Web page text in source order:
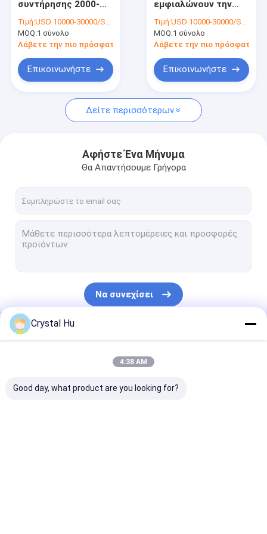
Σφραγίζοντας μηχανή μπουκαλιών
Γεμίζοντας και σφραγίζοντας μηχανή σωλήνων
monoblock γεμίζοντας και μηχανή κάλυψης
Μηχανή συσκευασίας συνήθειας
Μηχανή συσκευασίας τσαντών
συντήρησης 2000-
εμφιάλωσης χυμού
σταφυλιών 220V 5kw
Τιμή:USD 10000-30000/SET
MOQ:1 σύνολο
Λάβετε την πιο πρόσφατη τιμή
Επικοινωνήστε
εμφιαλώνουν την
κάλυψη γραμμών
παραγωγής και που
ονομάζουν τη μηχανή
Τιμή:USD 10000-30000/SET
MOQ:1 σύνολο
Λάβετε την πιο πρόσφατη
Επικοινωνήστε
Δείτε περισσότερων
Αφήστε Ένα Μήνυμα
Θα Απαντήσουμε Γρήγορα
Να συνεχίσει
Οι Κατηγορίες Μας
Crystal Hu
4:38 AM
Good day, what product are you looking for?